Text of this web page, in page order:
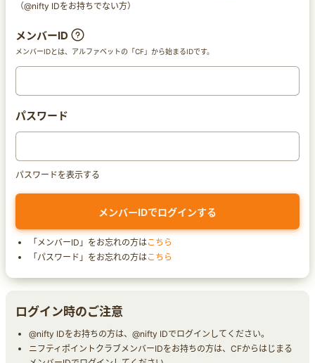
（@nifty IDをお持ちでない方）
メンバーID
メンバーIDとは、アルファベットの「CF」から始まるIDです。
パスワード
パスワードを表示する
「メンバーID」をお忘れの方はこちら
「パスワード」をお忘れの方はこちら
ログイン時のご注意
@nifty IDをお持ちの方は、@nifty IDでログインしてください。
ニフティポイントクラブメンバーIDをお持ちの方は、CFからはじまる